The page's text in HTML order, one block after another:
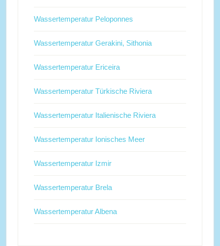
Wassertemperatur Peloponnes
Wassertemperatur Gerakini, Sithonia
Wassertemperatur Ericeira
Wassertemperatur Türkische Riviera
Wassertemperatur Italienische Riviera
Wassertemperatur Ionisches Meer
Wassertemperatur Izmir
Wassertemperatur Brela
Wassertemperatur Albena